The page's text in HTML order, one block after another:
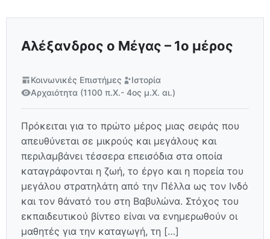
Αλέξανδρος ο Μέγας – 1ο μέρος
Κοινωνικές Επιστήμες
Ιστορία
Αρχαιότητα (1100 π.Χ.- 4ος μ.Χ. αι.)
Πρόκειται για το πρώτο μέρος μιας σειράς που
απευθύνεται σε μικρούς και μεγάλους και
περιλαμβάνει τέσσερα επεισόδια στα οποία
καταγράφονται η ζωή, το έργο και η πορεία του
μεγάλου στρατηλάτη από την Πέλλα ως τον Ινδό
και τον θάνατό του στη Βαβυλώνα. Στόχος του
εκπαιδευτικού βίντεο είναι να ενημερωθούν οι
μαθητές για την καταγωγή, τη […]